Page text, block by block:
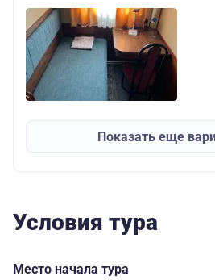
Показать еще
Условия тура
Место начала тура